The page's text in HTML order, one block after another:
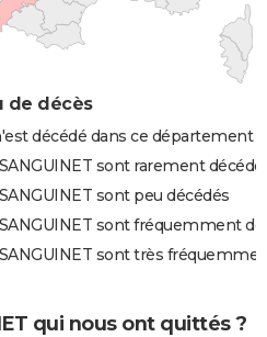
de décès
décédé dans ce département
sont rarement
sont peu décédés
sont fréquemment
sont très
qui nous ont quittés ?